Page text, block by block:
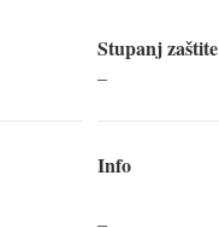
Stupanj zaštite
–
Info
–